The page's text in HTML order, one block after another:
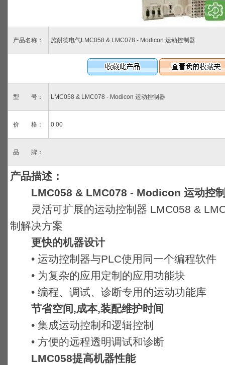
产品名称： 施耐德电气LMC058 & LMC078 - Modicon 运动控制器
型 号： LMC058 & LMC078 - Modicon 运动控制器
价 格： 0.00
品 牌：
产品描述：
LMC058 & LMC078 - Modicon 运动控
灵活可扩展的运动控制器 LMC058 &
制解决方案
更快的机器设计
• 运动控制器与PLC使用同一个编程软件
• 为复杂的应用定制的应用功能块
• 编程、调试、诊断专用的运动功能库
节省空间,成本,装配维护时间
• 集成运动控制和逻辑控制
• 方便的远程透明调试和诊断
LMC058提高机器性能